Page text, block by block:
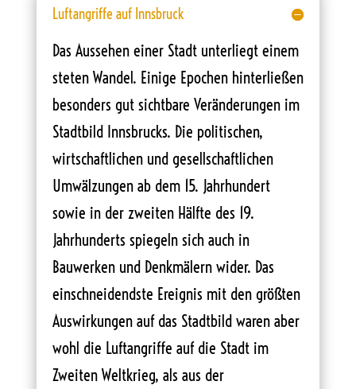
Luftangriffe auf Innsbruck
Das Aussehen einer Stadt unterliegt einem
steten Wandel. Einige Epochen hinterließen
besonders gut sichtbare Veränderungen im
Stadtbild Innsbrucks. Die politischen,
wirtschaftlichen und gesellschaftlichen
Umwälzungen ab dem 15. Jahrhundert
sowie in der zweiten Hälfte des 19.
Jahrhunderts spiegeln sich auch in
Bauwerken und Denkmälern wider. Das
einschneidendste Ereignis mit den größten
Auswirkungen auf das Stadtbild waren aber
wohl die Luftangriffe auf die Stadt im
Zweiten Weltkrieg, als aus der